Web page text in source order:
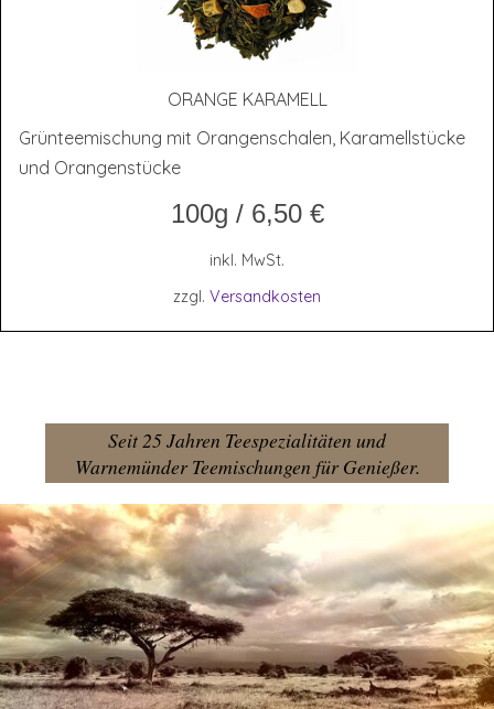
ORAN­GE KARAMELL
Grünteemischung mit Orangenschalen, Karamellstücke
und Orangenstücke
100g / 6,50 €
inkl. MwSt.
zzgl. Versandkosten
Seit 25 Jahren Teespezialitäten und
Warnemünder Teemischungen für Genießer.